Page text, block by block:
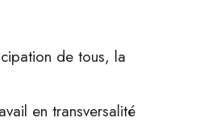
de tous, la
en transversalité